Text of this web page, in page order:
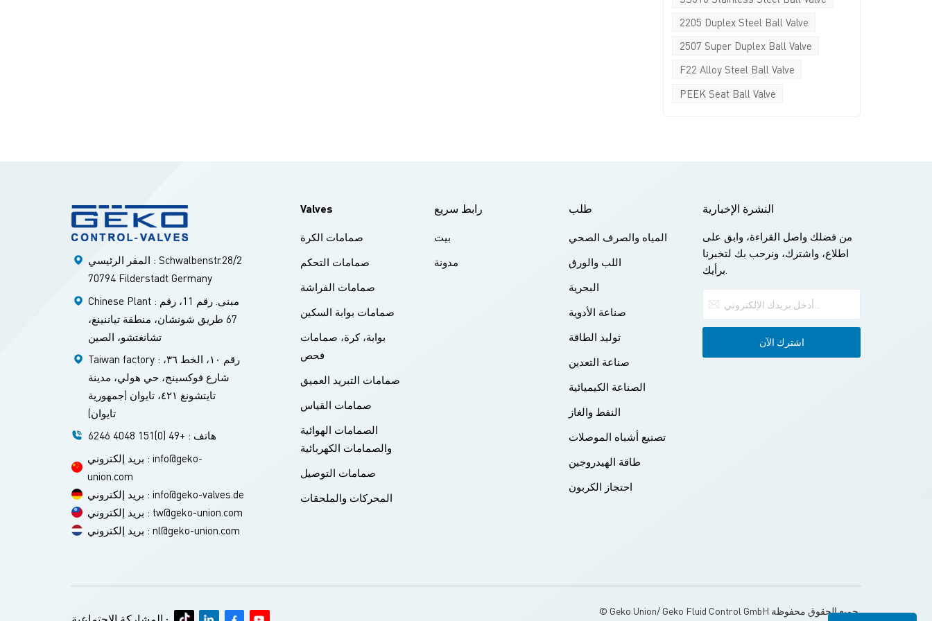
2205 Duplex Steel Ball Valve
2507 Super Duplex Ball Valve
F22 Alloy Steel Ball Valve
PEEK Seat Ball Valve
المقر الرئيسي : Schwalbenstr.28/2
70794 Filderstadt Germany
Chinese Plant : مبنى. رقم 11، رقم
67 طريق شونشان، منطقة تياننينغ،
تشانغتشو، الصين
Taiwan factory : رقم ١٠، الخط ٣٦،
شارع فوكسينج، حي هولي، مدينة
تايتشونغ ٤٢١، تايوان (جمهورية
تايوان)
هاتف : +49 (0)151 4048 6246
بريد إلكتروني : info@geko-
union.com
بريد إلكتروني : info@geko-valves.de
بريد إلكتروني : tw@geko-union.com
بريد إلكتروني : nl@geko-union.com
Valves
صمامات الكرة
صمامات التحكم
صمامات الفراشة
صمامات بوابة السكين
بوابة، كرة، صمامات
فحص
صمامات التبريد العميق
صمامات القياس
الصمامات الهوائية
والصمامات الكهربائية
صمامات التوصيل
المحركات والملحقات
رابط سريع
بيت
مدونة
طلب
المياه والصرف الصحي
اللب والورق
البحرية
صناعة الأدوية
توليد الطاقة
صناعة التعدين
الصناعة الكيميائية
النفط والغاز
تصنيع أشباه الموصلات
طاقة الهيدروجين
احتجاز الكربون
النشرة الإخبارية
من فضلك واصل القراءة، وابق على
اطلاع، واشترك، ونرحب بك لتخبرنا
برأيك.
© Geko Union/ Geko Fluid Control GmbH جميع الحقوق محفوظة.